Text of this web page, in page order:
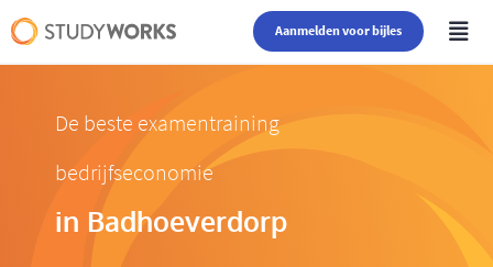
Aanmelden voor bijles
De beste examentraining
bedrijfseconomie
in Badhoeverdorp